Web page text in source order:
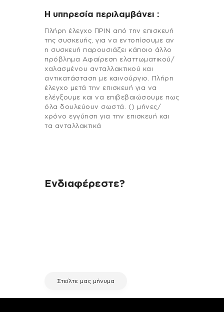
H υπηρεσία περιλαμβάνει :
Πλήρη έλεγχο ΠΡΙΝ από την επισκευή
της συσκευής, για να εντοπίσουμε αν
η συσκευή παρουσιάζει κάποιο άλλο
πρόβλημα Αφαίρεση ελαττωματικού/
χαλασμένου ανταλλακτικού και
αντικατάσταση με καινούργιο. Πλήρη
έλεγχο μετά την επισκευή για να
ελέγξουμε και να επιβεβαιώσουμε πως
όλα δουλεύουν σωστά. () μήνες/
χρόνο εγγύηση για την επισκευή και
τα ανταλλακτικά
Ενδιαφέρεστε?
Στείλτε μας μήνυμα